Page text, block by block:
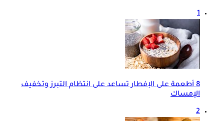
1
8 أطعمة على الإفطار تساعد على انتظام التبرز وتخفيف
الإمساك
2